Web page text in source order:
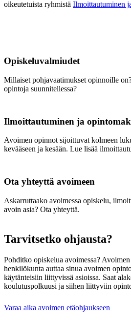
oikeutetuista ryhmistä Ilmoittautuminen
Opiskeluvalmiudet
Millaiset pohjavaatimukset opinnoille
opintoja suunnitellessa?
Ilmoittautuminen ja
Avoimen opinnot sijoittuvat kolmeen
kevääseen ja kesään. Lue lisää
Ota yhteyttä avoimeen
Askarruttaako avoimessa opiskelu,
avoin asia? Ota yhteyttä.
Tarvitsetko ohjausta?
Pohditko opiskelua avoimessa?
henkilökunta auttaa sinua avoimen
käytänteisiin liittyvissä asioissa. Saat
koulutuspolkuusi ja siihen liittyviin
Varaa aika avoimen etäohjaukseen